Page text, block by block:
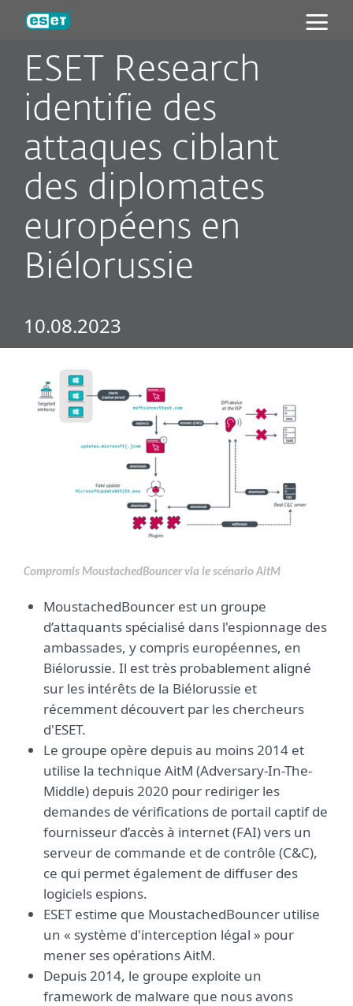
ESET Research
identifie des
attaques ciblant
des diplomates
européens en
Biélorussie
10.08.2023
Compromis MoustachedBouncer via le scénario AitM
MoustachedBouncer est un groupe
d’attaquants spécialisé dans l'espionnage des
ambassades, y compris européennes, en
Biélorussie. Il est très probablement aligné
sur les intérêts de la Biélorussie et
récemment découvert par les chercheurs
d'ESET.
Le groupe opère depuis au moins 2014 et
utilise la technique AitM (Adversary-In-The-
Middle) depuis 2020 pour rediriger les
demandes de vérifications de portail captif de
fournisseur d’accès à internet (FAI) vers un
serveur de commande et de contrôle (C&C),
ce qui permet également de diffuser des
logiciels espions.
ESET estime que MoustachedBouncer utilise
un « système d'interception légal » pour
mener ses opérations AitM.
Depuis 2014, le groupe exploite un
framework de malware que nous avons
ESET